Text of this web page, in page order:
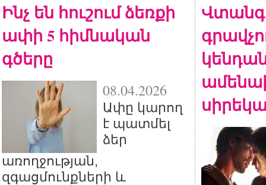
Ինչ են հուշում ձեռքի
ափի 5 հիմնական
գծերը
08.04.2026
Ափը կարող
է պատմել
ձեր
առողջության,
զգացմունքների և